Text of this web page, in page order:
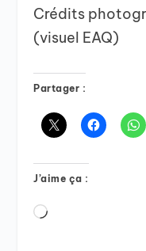
Crédits
(visuel EAQ)
Partager :
J’aime ça :
Chargement…